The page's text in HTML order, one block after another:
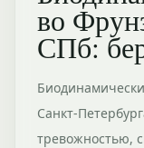
во
СПб:
Санкт-
тревожностью,